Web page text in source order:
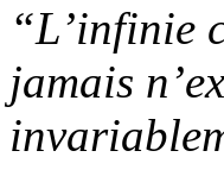
“L’infinie
jamais